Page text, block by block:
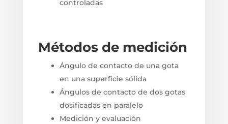
controladas
Métodos de medición
Ángulo de contacto de una gota
en una superficie sólida
Ángulos de contacto de dos gotas
dosificadas en paralelo
Medición y evaluación